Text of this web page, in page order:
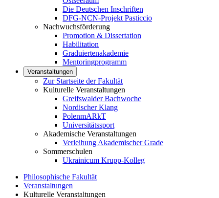
Die Deutschen Inschriften
DFG-NCN-Projekt Pasticcio
Nachwuchsförderung
Promotion & Dissertation
Habilitation
Graduiertenakademie
Mentoringprogramm
Veranstaltungen
Zur Startseite der Fakultät
Kulturelle Veranstaltungen
Greifswalder Bachwoche
Nordischer Klang
PolenmARkT
Universitätssport
Akademische Veranstaltungen
Verleihung Akademischer Grade
Sommerschulen
Ukrainicum Krupp-Kolleg
Philosophische Fakultät
Veranstaltungen
Kulturelle Veranstaltungen